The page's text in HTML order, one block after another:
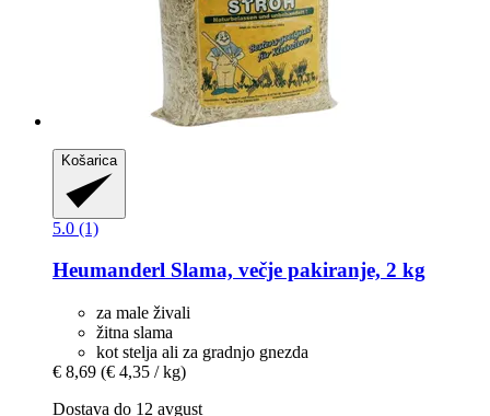
Košarica
5.0 (1)
Heumanderl Slama, večje pakiranje, 2 kg
za male živali
žitna slama
kot stelja ali za gradnjo gnezda
€ 8,69 (€ 4,35 / kg)
Dostava do 12 avgust